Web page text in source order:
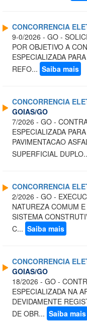
CONCORRENCIA
9-0/2026 - GO -
POR OBJETIVO A
ESPECIALIZADA
REFO... Saiba mais
CONCORRENCIA
GOIAS/GO
7/2026 - GO -
ESPECIALIZADA
PAVIMENTACAO
SUPERFICIAL
CONCORRENCIA
2/2026 - GO -
NATUREZA COMUM
SISTEMA
C... Saiba mais
CONCORRENCIA
GOIAS/GO
18/2026 - GO -
ESPECIALIZADA NA
DEVIDAMENTE
DE OBR... Saiba mais